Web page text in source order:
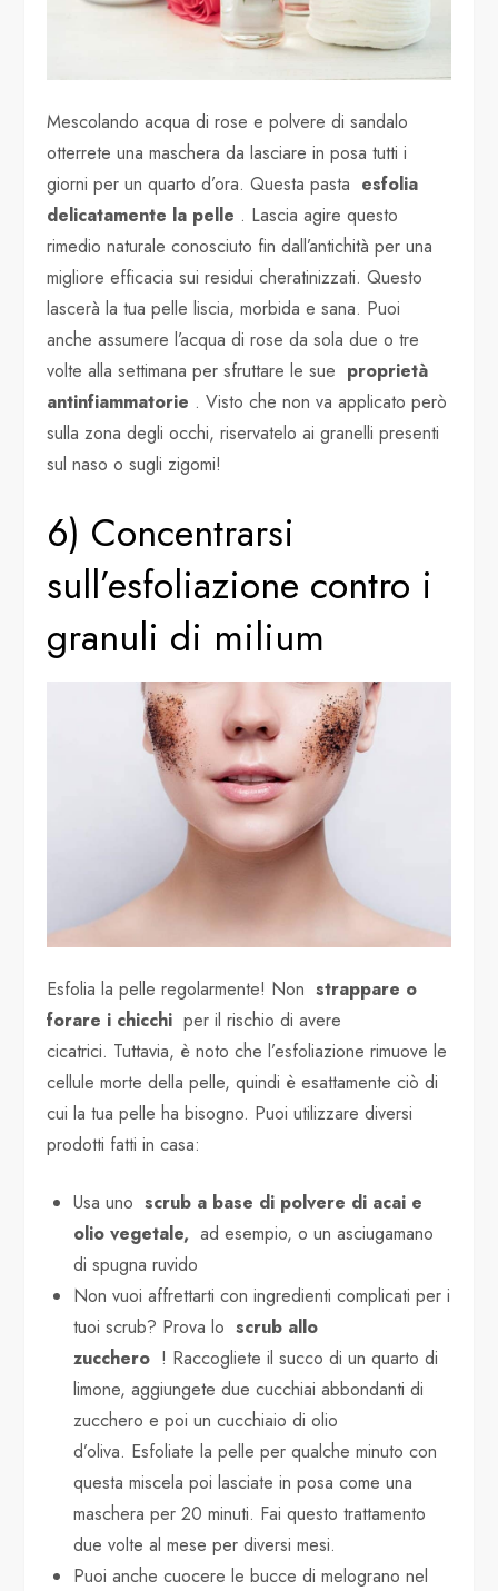
Mescolando acqua di rose e polvere di sandalo
otterrete una maschera da lasciare in posa tutti i
giorni per un quarto d’ora. Questa pasta esfolia
delicatamente la pelle . Lascia agire questo
rimedio naturale conosciuto fin dall’antichità per una
migliore efficacia sui residui cheratinizzati. Questo
lascerà la tua pelle liscia, morbida e sana. Puoi
anche assumere l’acqua di rose da sola due o tre
volte alla settimana per sfruttare le sue proprietà
antinfiammatorie . Visto che non va applicato però
sulla zona degli occhi, riservatelo ai granelli presenti
sul naso o sugli zigomi!
6) Concentrarsi
sull’esfoliazione contro i
granuli di milium
Esfolia la pelle regolarmente! Nonstrappare o
forare i chicchi per il rischio di avere
cicatrici. Tuttavia, è noto che l’esfoliazione rimuove le
cellule morte della pelle, quindi è esattamente ciò di
cui la tua pelle ha bisogno. Puoi utilizzare diversi
prodotti fatti in casa:
Usa unoscrub a base di polvere di acai e
olio vegetale, ad esempio, o un asciugamano
di spugna ruvido
Non vuoi affrettarti con ingredienti complicati per i
tuoi scrub? Prova loscrub allo
zucchero ! Raccogliete il succo di un quarto di
limone, aggiungete due cucchiai abbondanti di
zucchero e poi un cucchiaio di olio
d’oliva. Esfoliate la pelle per qualche minuto con
questa miscela poi lasciate in posa come una
maschera per 20 minuti. Fai questo trattamento
due volte al mese per diversi mesi.
Puoi anche cuocere le bucce di melograno nel